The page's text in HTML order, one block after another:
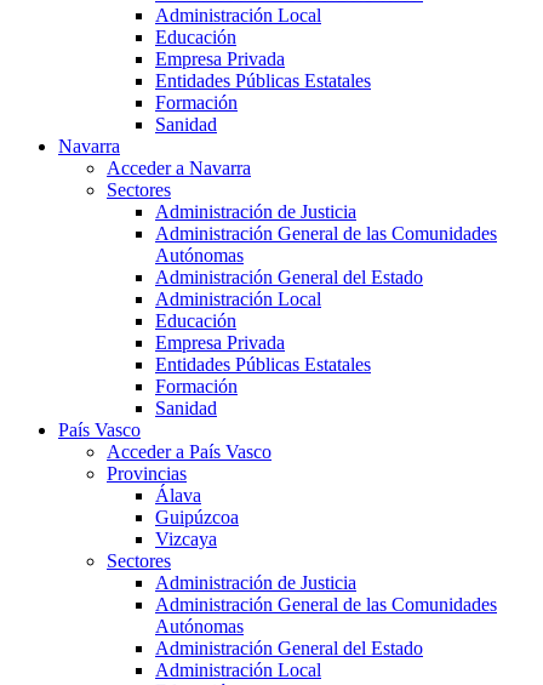
Administración Local
Educación
Empresa Privada
Entidades Públicas Estatales
Formación
Sanidad
Navarra
Acceder a Navarra
Sectores
Administración de Justicia
Administración General de las Comunidades
Autónomas
Administración General del Estado
Administración Local
Educación
Empresa Privada
Entidades Públicas Estatales
Formación
Sanidad
País Vasco
Acceder a País Vasco
Provincias
Álava
Guipúzcoa
Vizcaya
Sectores
Administración de Justicia
Administración General de las Comunidades
Autónomas
Administración General del Estado
Administración Local